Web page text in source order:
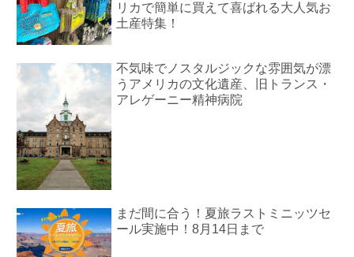
リカで簡単に買えて喜ばれる大人気お
土産特集！
不気味でノスタルジックな雰囲気が漂
うアメリカの文化遺産、旧トランス・
アレゲーニー精神病院
まだ間に合う！夏旅ラストミニッツセ
ール実施中！8月14日まで